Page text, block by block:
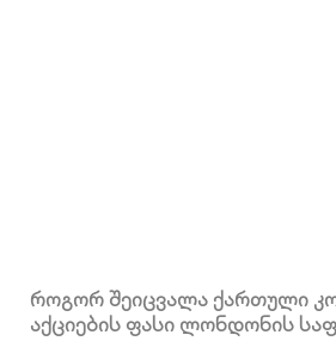
როგორ შეიცვალა ქართული
აქციების ფასი ლონდონის